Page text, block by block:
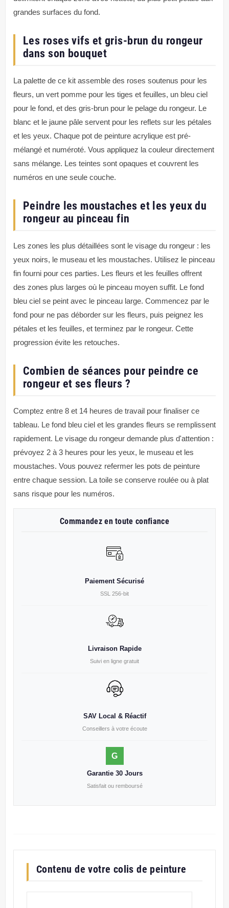
grandes surfaces du fond.
Les roses vifs et gris-brun du rongeur
dans son bouquet
La palette de ce kit assemble des roses soutenus pour les
fleurs, un vert pomme pour les tiges et feuilles, un bleu ciel
pour le fond, et des gris-brun pour le pelage du rongeur. Le
blanc et le jaune pâle servent pour les reflets sur les pétales
et les yeux. Chaque pot de peinture acrylique est pré-
mélangé et numéroté. Vous appliquez la couleur directement
sans mélange. Les teintes sont opaques et couvrent les
numéros en une seule couche.
Peindre les moustaches et les yeux du
rongeur au pinceau fin
Les zones les plus détaillées sont le visage du rongeur : les
yeux noirs, le museau et les moustaches. Utilisez le pinceau
fin fourni pour ces parties. Les fleurs et les feuilles offrent
des zones plus larges où le pinceau moyen suffit. Le fond
bleu ciel se peint avec le pinceau large. Commencez par le
fond pour ne pas déborder sur les fleurs, puis peignez les
pétales et les feuilles, et terminez par le rongeur. Cette
progression évite les retouches.
Combien de séances pour peindre ce
rongeur et ses fleurs ?
Comptez entre 8 et 14 heures de travail pour finaliser ce
tableau. Le fond bleu ciel et les grandes fleurs se remplissent
rapidement. Le visage du rongeur demande plus d'attention :
prévoyez 2 à 3 heures pour les yeux, le museau et les
moustaches. Vous pouvez refermer les pots de peinture
entre chaque session. La toile se conserve roulée ou à plat
sans risque pour les numéros.
Commandez en toute confiance
Paiement Sécurisé
SSL 256-bit
Livraison Rapide
Suivi en ligne gratuit
SAV Local & Réactif
Conseillers à votre écoute
G
Garantie 30 Jours
Satisfait ou remboursé
Contenu de votre colis de peinture